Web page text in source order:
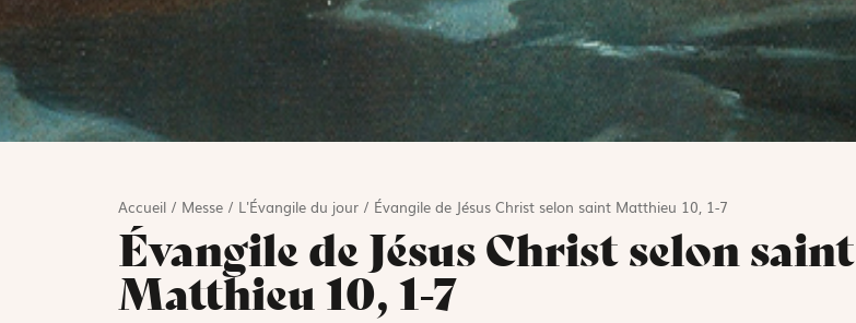
Accueil/ Messe/ L'Évangile du jour/ Évangile de Jésus Christ selon saint Matthieu 10, 1-7
Évangile de Jésus Christ selon saint
Matthieu 10, 1-7